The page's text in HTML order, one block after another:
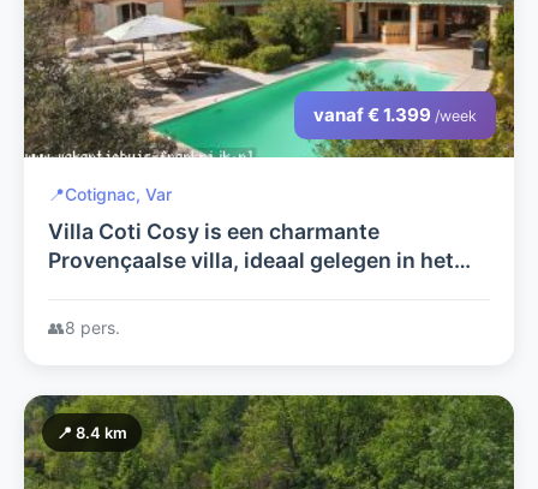
vanaf € 1.399 /week
📍Cotignac, Var
Villa Coti Cosy is een charmante
Provençaalse villa, ideaal gelegen in het
dorpen in de Provence.
👥8 pers.
📍 8.4 km